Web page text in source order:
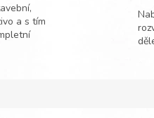
a s tím